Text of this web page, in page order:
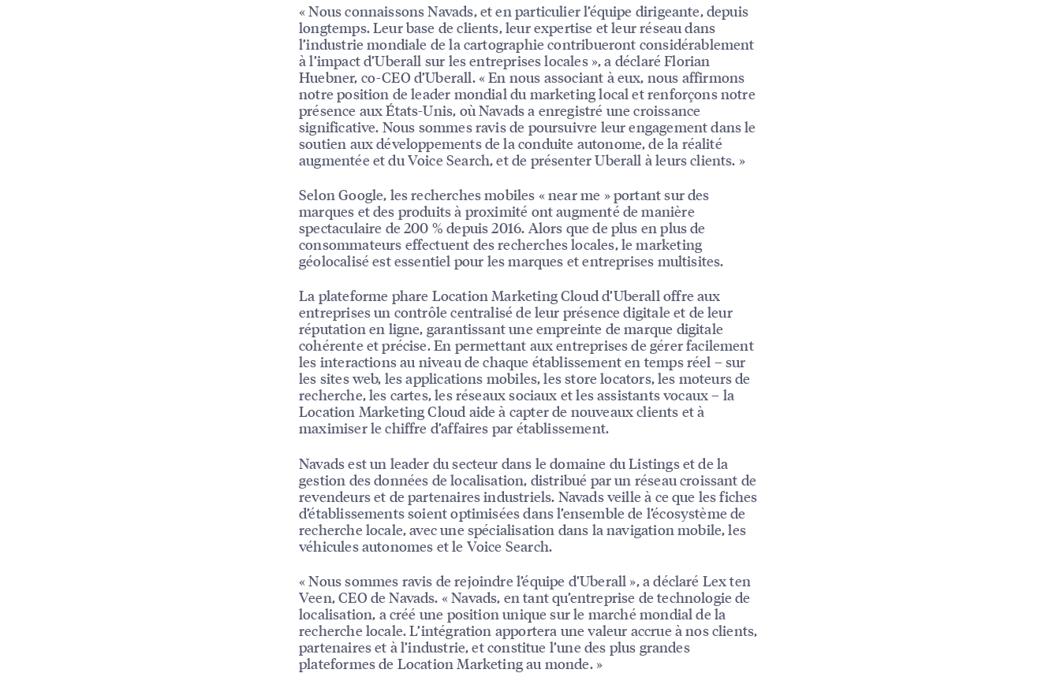
« Nous connaissons Navads, et en particulier l’équipe dirigeante, depuis
longtemps. Leur base de clients, leur expertise et leur réseau dans
l’industrie mondiale de la cartographie contribueront considérablement
à l’impact d’Uberall sur les entreprises locales », a déclaré Florian
Huebner, co-CEO d’Uberall. « En nous associant à eux, nous affirmons
notre position de leader mondial du marketing local et renforçons notre
présence aux États-Unis, où Navads a enregistré une croissance
significative. Nous sommes ravis de poursuivre leur engagement dans le
soutien aux développements de la conduite autonome, de la réalité
augmentée et du Voice Search, et de présenter Uberall à leurs clients. »
Selon Google, les recherches mobiles « near me » portant sur des
marques et des produits à proximité ont augmenté de manière
spectaculaire de 200 % depuis 2016. Alors que de plus en plus de
consommateurs effectuent des recherches locales, le marketing
géolocalisé est essentiel pour les marques et entreprises multisites.
La plateforme phare Location Marketing Cloud d’Uberall offre aux
entreprises un contrôle centralisé de leur présence digitale et de leur
réputation en ligne, garantissant une empreinte de marque digitale
cohérente et précise. En permettant aux entreprises de gérer facilement
les interactions au niveau de chaque établissement en temps réel – sur
les sites web, les applications mobiles, les store locators, les moteurs de
recherche, les cartes, les réseaux sociaux et les assistants vocaux – la
Location Marketing Cloud aide à capter de nouveaux clients et à
maximiser le chiffre d’affaires par établissement.
Navads est un leader du secteur dans le domaine du Listings et de la
gestion des données de localisation, distribué par un réseau croissant de
revendeurs et de partenaires industriels. Navads veille à ce que les fiches
d’établissements soient optimisées dans l’ensemble de l’écosystème de
recherche locale, avec une spécialisation dans la navigation mobile, les
véhicules autonomes et le Voice Search.
« Nous sommes ravis de rejoindre l’équipe d’Uberall », a déclaré Lex ten
Veen, CEO de Navads. « Navads, en tant qu’entreprise de technologie de
localisation, a créé une position unique sur le marché mondial de la
recherche locale. L’intégration apportera une valeur accrue à nos clients,
partenaires et à l’industrie, et constitue l’une des plus grandes
plateformes de Location Marketing au monde. »